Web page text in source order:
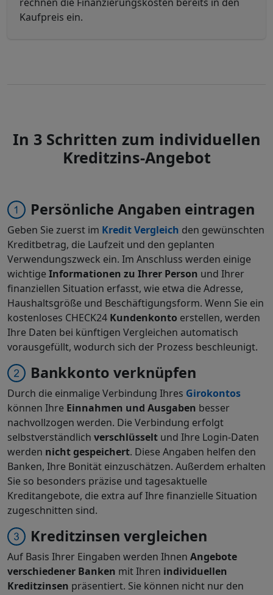
Kaufpreis ein.
In 3 Schritten zum individuellen
Kreditzins-Angebot
Persönliche Angaben eintragen
Geben Sie zuerst im Kredit Vergleich den gewünschten
Kreditbetrag, die Laufzeit und den geplanten
Verwendungszweck ein. Im Anschluss werden einige
wichtige Informationen zu Ihrer Person und Ihrer
finanziellen Situation erfasst, wie etwa die Adresse,
Haushaltsgröße und Beschäftigungsform. Wenn Sie ein
kostenloses CHECK24 Kundenkonto erstellen, werden
Ihre Daten bei künftigen Vergleichen automatisch
vorausgefüllt, wodurch sich der Prozess beschleunigt.
Bankkonto verknüpfen
Durch die einmalige Verbindung Ihres Girokontos
können Ihre Einnahmen und Ausgaben besser
nachvollzogen werden. Die Verbindung erfolgt
selbstverständlich verschlüsselt und Ihre Login-Daten
werden nicht gespeichert. Diese Angaben helfen den
Banken, Ihre Bonität einzuschätzen. Außerdem erhalten
Sie so besonders präzise und tagesaktuelle
Kreditangebote, die extra auf Ihre finanzielle Situation
zugeschnitten sind.
Kreditzinsen vergleichen
Auf Basis Ihrer Eingaben werden Ihnen Angebote
verschiedener Banken mit Ihren individuellen
Kreditzinsen präsentiert. Sie können nicht nur den